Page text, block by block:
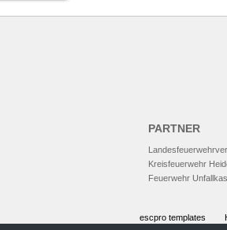
PARTNER
Kreisfeuerwehr
Feuerwehr
escpro templates